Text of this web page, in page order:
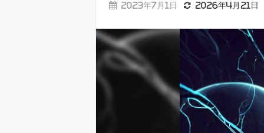
2023年7月1日 2026年4月21日